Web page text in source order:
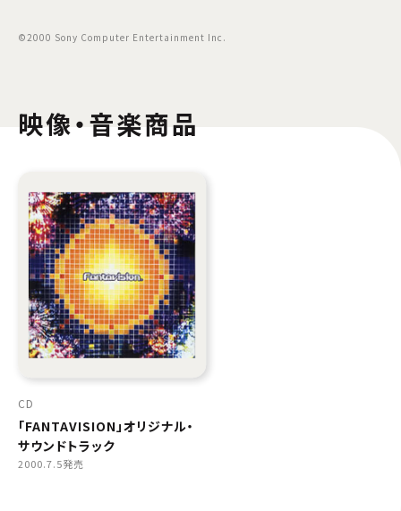
©2000 Sony Computer Entertainment Inc.
映像・音楽商品
CD
「FANTAVISION」オリジナル・
サウンドトラック
2000.7.5発売